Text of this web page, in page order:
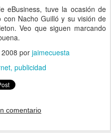
eBusiness, tuve la ocasión de
Nacho Guilló y su visión de
Veo que siguen marcando
por jaimecuesta
publicidad
comentario